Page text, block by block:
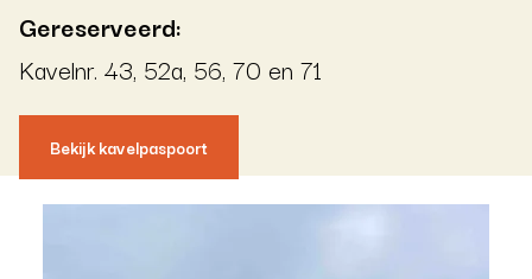
Gereserveerd:
Kavelnr. 43, 52a, 56, 70 en 71
Bekijk kavelpaspoort